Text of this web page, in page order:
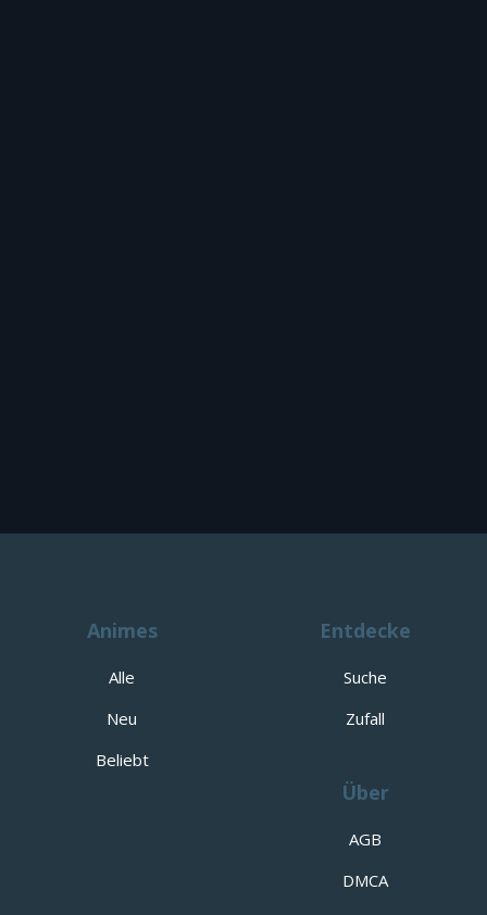
Animes
Alle
Neu
Beliebt
Entdecke
Suche
Zufall
Über
AGB
DMCA